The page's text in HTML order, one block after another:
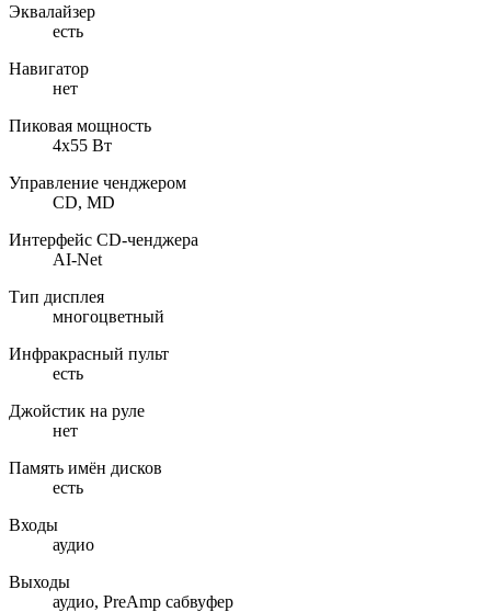
Эквалайзер
есть
Навигатор
нет
Пиковая мощность
4x55 Вт
Управление ченджером
CD, MD
Интерфейс CD-ченджера
AI-Net
Тип дисплея
многоцветный
Инфракрасный пульт
есть
Джойстик на руле
нет
Память имён дисков
есть
Входы
аудио
Выходы
аудио, PreAmp сабвуфер